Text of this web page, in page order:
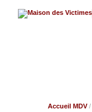
Accueil MDV/